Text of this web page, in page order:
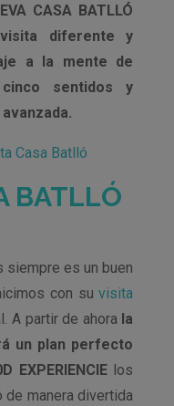
CASA BATLLÓ
visita diferente y
a la mente de
sentidos y
Casa Batlló
BATLLÓ
siempre es un buen
con suvisita
A partir de ahora la
un plan perfecto
EXPERIENCIElos
de manera divertida